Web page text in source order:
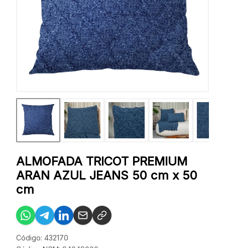
ALMOFADA TRICOT PREMIUM
ARAN AZUL JEANS 50 cm x 50
cm
Código: 432170